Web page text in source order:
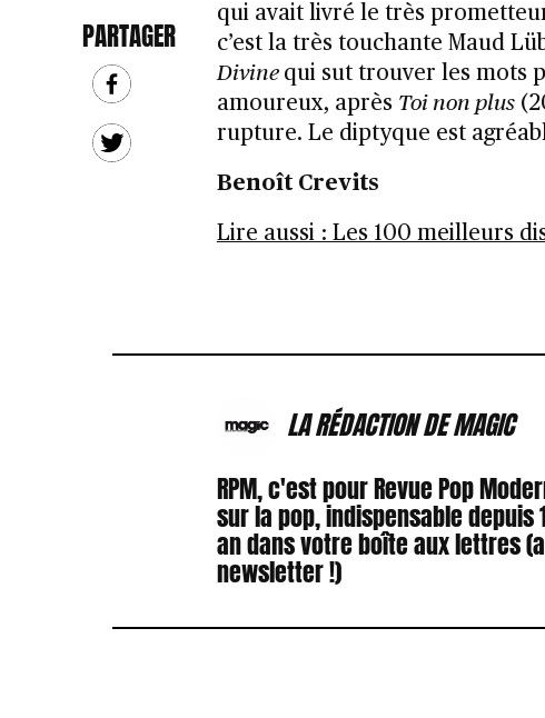
PARTAGER
qui avait livré le très
c’est la très touchante Maud
Divine qui sut trouver les mots
amoureux, après Toi non plus
rupture. Le diptyque est
Benoît Crevits
Lire aussi : Les 100 meilleurs
LA RÉDACTION DE MAGIC
RPM, c'est pour Revue Pop
sur la pop, indispensable depuis
an dans votre boîte aux lettres
newsletter !)